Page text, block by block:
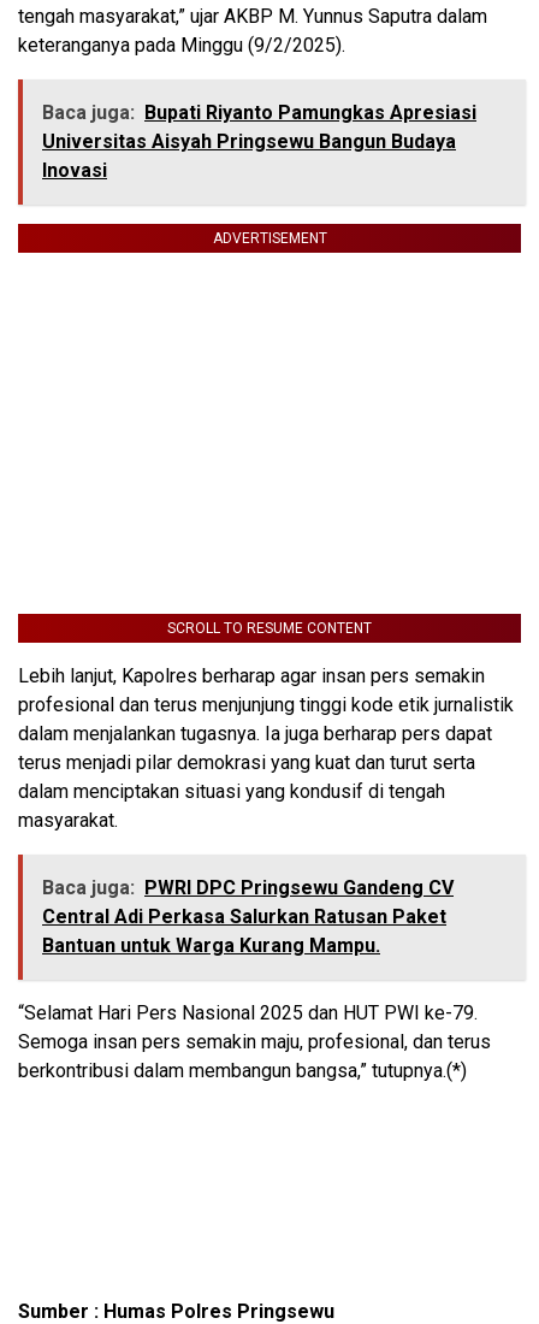
tengah masyarakat,” ujar AKBP M. Yunnus Saputra dalam
keteranganya pada Minggu (9/2/2025).
Baca juga: Bupati Riyanto Pamungkas Apresiasi
Universitas Aisyah Pringsewu Bangun Budaya
Inovasi
ADVERTISEMENT
SCROLL TO RESUME CONTENT
Lebih lanjut, Kapolres berharap agar insan pers semakin
profesional dan terus menjunjung tinggi kode etik jurnalistik
dalam menjalankan tugasnya. Ia juga berharap pers dapat
terus menjadi pilar demokrasi yang kuat dan turut serta
dalam menciptakan situasi yang kondusif di tengah
masyarakat.
Baca juga: PWRI DPC Pringsewu Gandeng CV
Central Adi Perkasa Salurkan Ratusan Paket
Bantuan untuk Warga Kurang Mampu.
“Selamat Hari Pers Nasional 2025 dan HUT PWI ke-79.
Semoga insan pers semakin maju, profesional, dan terus
berkontribusi dalam membangun bangsa,” tutupnya.(*)
Sumber : Humas Polres Pringsewu